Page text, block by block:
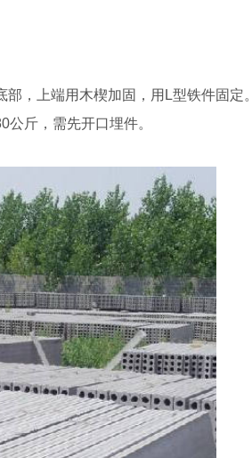
，上端用木楔加固，用L型铁件固定。
斤，需先开口埋件。